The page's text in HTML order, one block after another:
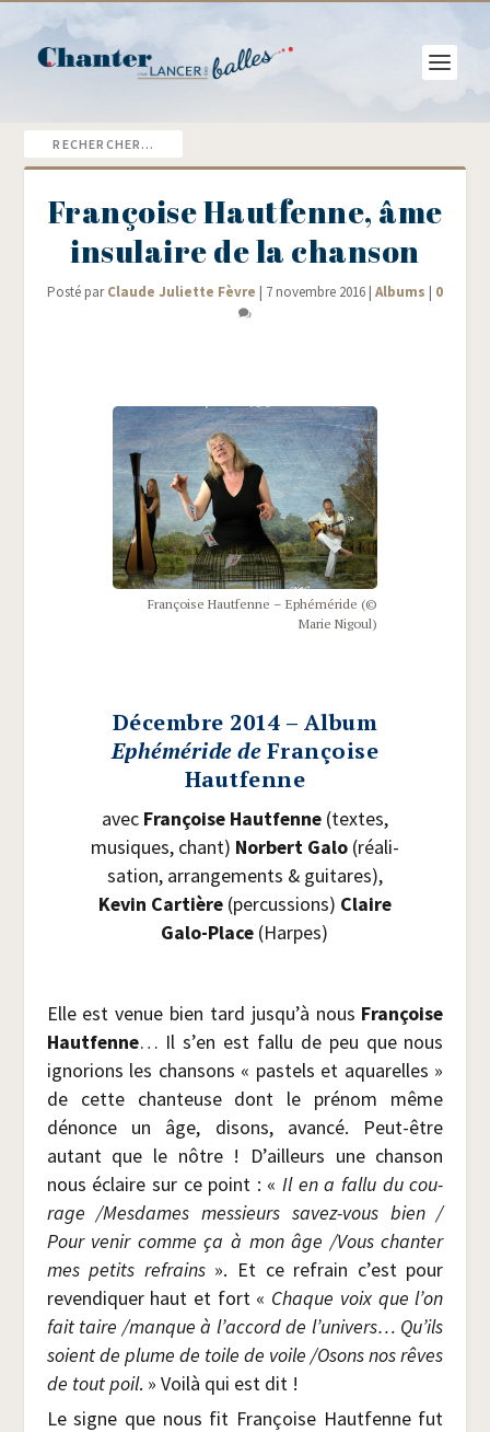
Françoise Hautfenne, âme
insulaire de la chanson
Posté parClaude Juliette Fèvre | 7 novembre 2016 | Albums | 0
Fran­çoise Haut­fenne – Ephé­mé­ride (©
Marie Nigoul)
Décembre 2014 – Album
Ephéméride deFrançoise
Hautfenne
avec Fran­çoise Haut­fenne(textes,
musiques, chant) Nor­bert Galo(réa­li­
sa­tion, arran­ge­ments & gui­tares),
Kevin Car­tière(per­cus­sions) Claire
Galo-Place (Harpes)
Elle est venue bien tard jusqu’à nous Fran­çoise
Haut­fenne… Il s’en est fal­lu de peu que nous
igno­rions les chan­sons « pas­tels et aqua­relles »
de cette chan­teuse dont le pré­nom même
dénonce un âge, disons, avan­cé. Peut-être
autant que le nôtre ! D’ailleurs une chan­son
nous éclaire sur ce point : «Il en a fal­lu du cou­
rage /​Mes­dames mes­sieurs savez-vous bien /​
Pour venir comme ça à mon âge /​Vous chan­ter
mes petits refrains ». Et ce refrain c’est pour
reven­di­quer haut et fort « Chaque voix que l’on
fait taire /​manque à l’accord de l’univers… Qu’ils
soient de plume de toile de voile /​Osons nos rêves
de tout poil. » Voi­là qui est dit !
Le signe que nous fit Fran­çoise Haut­fenne fut